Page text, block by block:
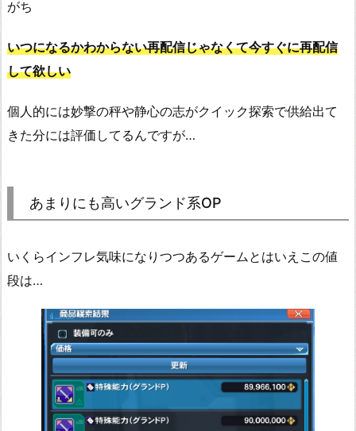
がち
いつになるかわからない再配信じゃなくて今すぐに再配信
して欲しい
個人的には妙撃の秤や静心の志がクイック探索で供給出て
きた分には評価してるんですが…
あまりにも高いグランド系OP
いくらインフレ気味になりつつあるゲームとはいえこの値
段は…